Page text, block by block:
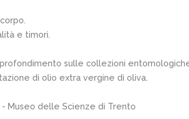
e timori.
sulle collezioni entomologiche
di olio extra vergine di oliva.
- Museo delle Scienze di Trento